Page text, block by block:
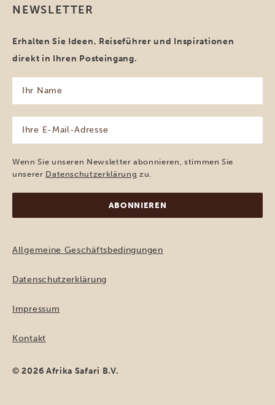
NEWSLETTER
Erhalten Sie Ideen, Reiseführer und Inspirationen
direkt in Ihren Posteingang.
Name
(erforderlich)
Mail-
Adresse
(erforderlich)
Wenn Sie unseren Newsletter abonnieren, stimmen Sie
unserer Datenschutzerklärung zu.
Allgemeine Geschäftsbedingungen
Datenschutzerklärung
Impressum
Kontakt
© 2026 Afrika Safari B.V.